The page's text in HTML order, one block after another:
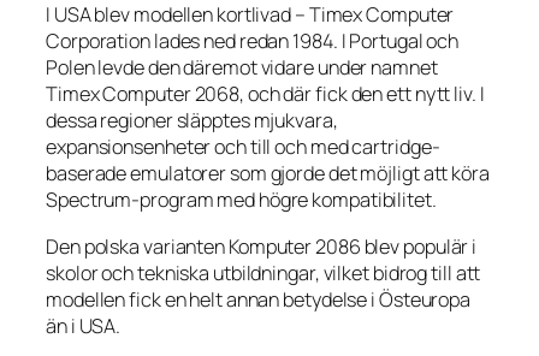
I USA blev modellen kortlivad – Timex Computer
Corporation lades ned redan 1984. I Portugal och
Polen levde den däremot vidare under namnet
Timex Computer 2068, och där fick den ett nytt liv. I
dessa regioner släpptes mjukvara,
expansionsenheter och till och med cartridge-
baserade emulatorer som gjorde det möjligt att köra
Spectrum-program med högre kompatibilitet.
Den polska variantenKomputer 2086 blev populär i
skolor och tekniska utbildningar, vilket bidrog till att
modellen fick en helt annan betydelse i Östeuropa
än i USA.